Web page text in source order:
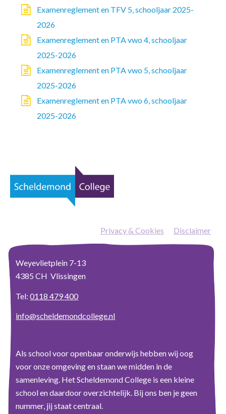
Examenreglement en TFV 5, schooljaar 2025-
2026
Examenreglement en PTA vwo 4, schooljaar
2025-2026
Examenreglement en PTA vwo 5, schooljaar
2025-2026
Examenreglement en PTA vwo 6, schooljaar
2025-2026
Privacy & Cookies Disclaimer
Weyevlietplein 7-13
4385 CH Vlissingen
Tel:0118 479 400
info@scheldemondcollege.nl
Als school voor openbaar onderwijs hebben wij oog
voor onze omgeving en staan we midden in de
samenleving. Het Scheldemond College is een kleine
school en daardoor overzichtelijk. Bij ons ben je geen
nummer, jij staat centraal.